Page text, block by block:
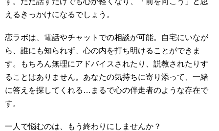
えるきっかけになるでしょう。
恋ラボは、電話やチャットでの相談が可能。自宅にいなが
ら、誰にも知られず、心の内を打ち明けることができま
す。もちろん無理にアドバイスされたり、説教されたりす
ることはありません。あなたの気持ちに寄り添って、一緒
に答えを探してくれる…まるで心の伴走者のような存在で
す。
一人で悩むのは、もう終わりにしませんか？